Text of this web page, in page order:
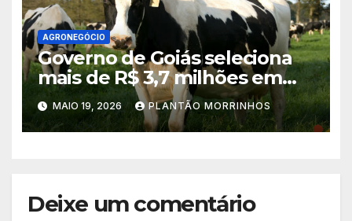
AGRONEGÓCIO
Governo de Goiás seleciona
mais de R$ 3,7 milhões em
propostas no PAA Leite 2026
MAIO 19, 2026 PLANTÃO MORRINHOS
Deixe um comentário